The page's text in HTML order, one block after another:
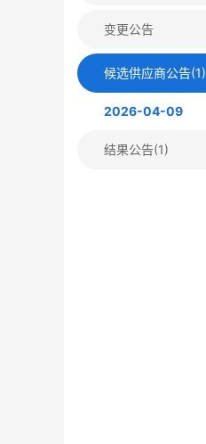
变更公告
候选供应商公告(1)
2026-04-09
结果公告(1)